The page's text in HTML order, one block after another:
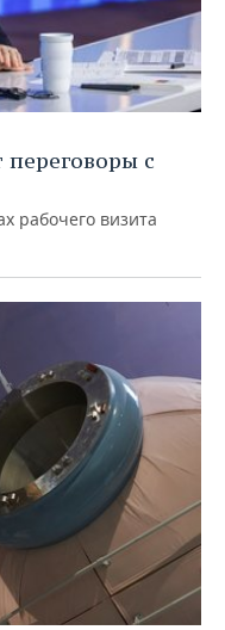
с
рабочего визита